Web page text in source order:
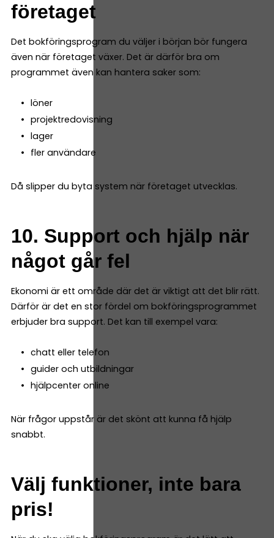
företaget
Det bokföringsprogram du väljer i början bör fungera
även när företaget växer. Det är därför bra om
programmet även kan hantera saker som:
löner
projektredovisning
lager
fler användare
Då slipper du byta system när företaget utvecklas.
10. Support och hjälp när
något går fel
Ekonomi är ett område där det är viktigt att det blir rätt.
Därför är det en stor fördel om bokföringsprogrammet
erbjuder bra support. Det kan till exempel vara:
chatt eller telefon
guider och utbildningar
hjälpcenter online
När frågor uppstår är det skönt att kunna få hjälp
snabbt.
Välj funktioner, inte bara
pris!